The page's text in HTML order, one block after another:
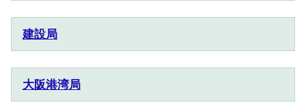
建設局
大阪港湾局